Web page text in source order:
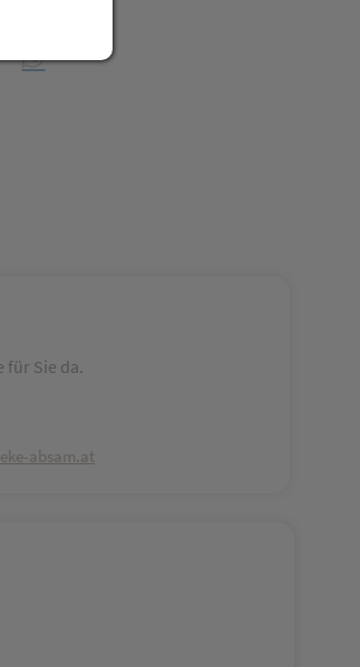
WhatsApp
für Sie da.
absam.at